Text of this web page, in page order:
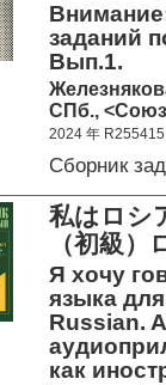
заданий
Вып.1.
СПб., <Союз
2024 年 R255415
Сборник
私はロシ
（初級
Я хочу
языка
Russian.
как